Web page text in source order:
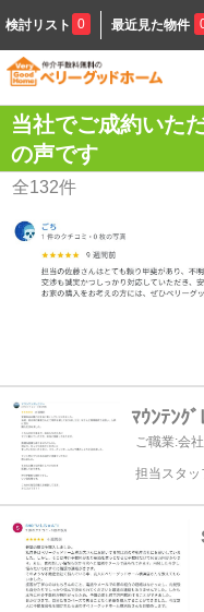
検討リスト 0 最近見た物件
当社でご成約いた
の声です
全132件
ﾏｳﾝﾃﾝｸ
ご職業:会
担当スタッ